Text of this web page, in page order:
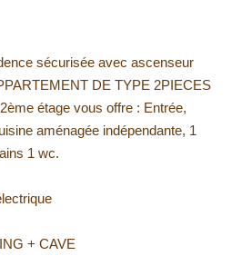
sécurisée avec ascenseur
DE TYPE 2PIECES
étage vous offre : Entrée,
aménagée indépendante, 1
1 wc.
+ CAVE